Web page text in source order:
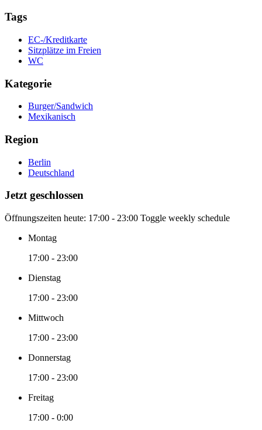
Tags
EC-/Kreditkarte
Sitzplätze im Freien
WC
Kategorie
Burger/Sandwich
Mexikanisch
Region
Berlin
Deutschland
Jetzt geschlossen
Öffnungszeiten heute: 17:00 - 23:00 Toggle weekly schedule
Montag
17:00 - 23:00
Dienstag
17:00 - 23:00
Mittwoch
17:00 - 23:00
Donnerstag
17:00 - 23:00
Freitag
17:00 - 0:00